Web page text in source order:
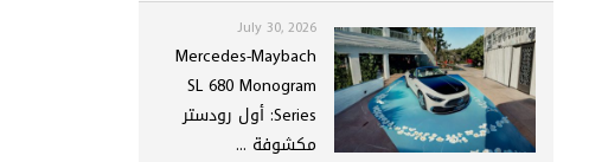
July 30, 2026
Mercedes-Maybach
SL 680 Monogram
Series: أول رودستر
مكشوفة ...